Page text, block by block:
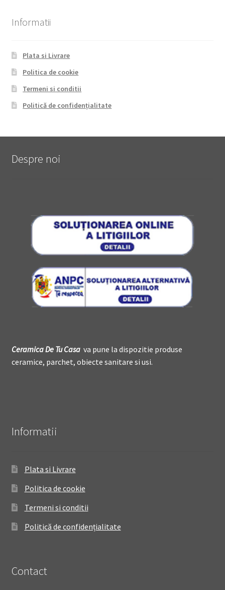
Informatii
Plata si Livrare
Politica de cookie
Termeni si conditii
Politică de confidențialitate
Despre noi
Ceramica DeTu Casava pune la dispozitie produse
ceramice, parchet, obiecte sanitare si usi.
Informatii
Plata si Livrare
Politica de cookie
Termeni si conditii
Politică de confidențialitate
Contact